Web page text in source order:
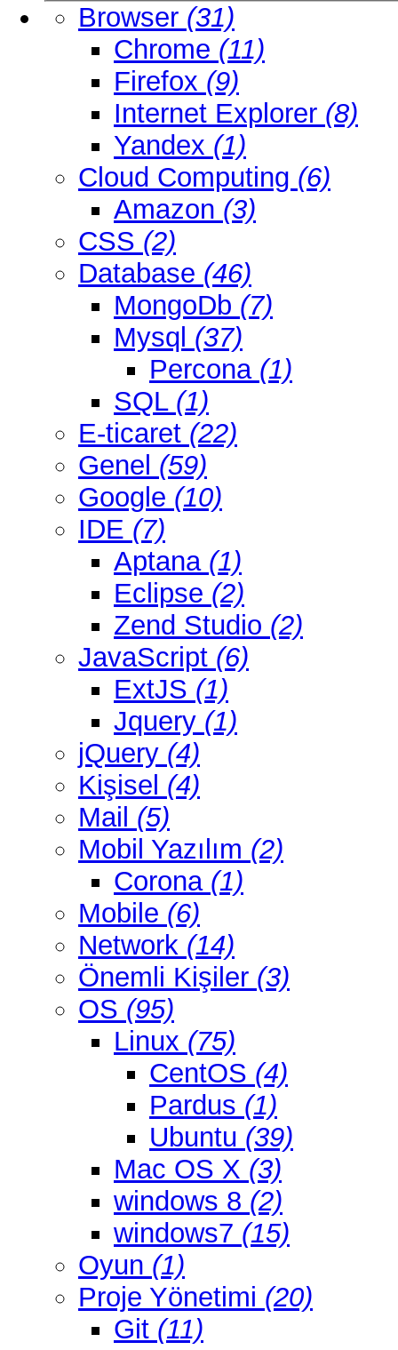
Browser (31)
Chrome (11)
Firefox (9)
Internet Explorer (8)
Yandex (1)
Cloud Computing (6)
Amazon (3)
CSS (2)
Database (46)
MongoDb (7)
Mysql (37)
Percona (1)
SQL (1)
E-ticaret (22)
Genel (59)
Google (10)
IDE (7)
Aptana (1)
Eclipse (2)
Zend Studio (2)
JavaScript (6)
ExtJS (1)
Jquery (1)
jQuery (4)
Kişisel (4)
Mail (5)
Mobil Yazılım (2)
Corona (1)
Mobile (6)
Network (14)
Önemli Kişiler (3)
OS (95)
Linux (75)
CentOS (4)
Pardus (1)
Ubuntu (39)
Mac OS X (3)
windows 8 (2)
windows7 (15)
Oyun (1)
Proje Yönetimi (20)
Git (11)